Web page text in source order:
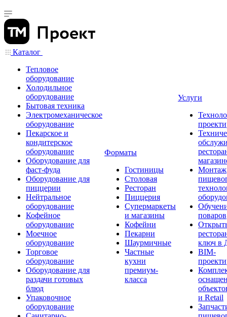
Каталог
Тепловое
оборудование
Холодильное
оборудование
Бытовая техника
Электромеханическое
оборудование
Пекарское и
кондитерское
оборудование
Оборудование для
фаст-фуда
Оборудование для
пиццерии
Нейтральное
оборудование
Кофейное
оборудование
Моечное
оборудование
Торговое
оборудование
Оборудование для
раздачи готовых
блюд
Упаковочное
оборудование
Форматы
Гостиницы
Столовая
Ресторан
Пиццерия
Супермаркеты
и магазины
Кофейни
Пекарни
Шаурмичные
Частные
кухни
премиум-
класса
Услуги
Монтаж
поваров
ключ в
BIM-
и Retail